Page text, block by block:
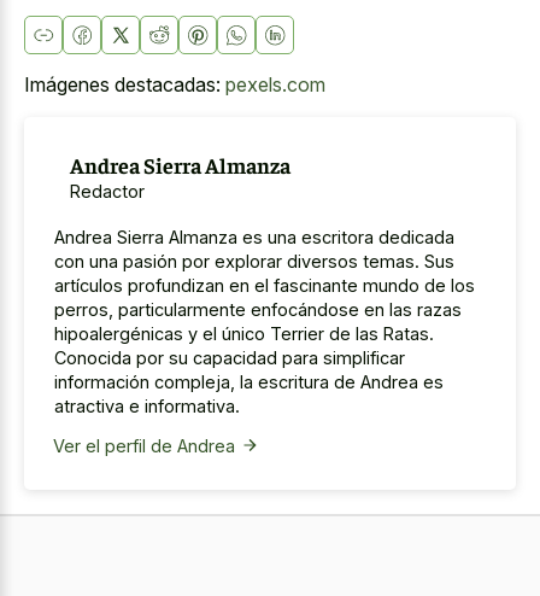
Imágenes destacadas: pexels.com
Andrea Sierra Almanza
Redactor
Andrea Sierra Almanza es una escritora dedicada
con una pasión por explorar diversos temas. Sus
artículos profundizan en el fascinante mundo de los
perros, particularmente enfocándose en las razas
hipoalergénicas y el único Terrier de las Ratas.
Conocida por su capacidad para simplificar
información compleja, la escritura de Andrea es
atractiva e informativa.
Ver el perfil de Andrea